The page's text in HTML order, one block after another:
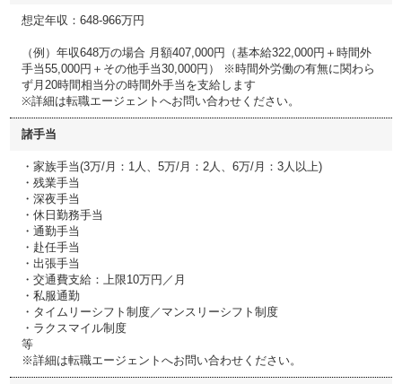
想定年収：648-966万円
（例）年収648万の場合 月額407,000円（基本給322,000円＋時間外
手当55,000円＋その他手当30,000円） ※時間外労働の有無に関わら
ず月20時間相当分の時間外手当を支給します
※詳細は転職エージェントへお問い合わせください。
諸手当
・家族手当(3万/月：1人、5万/月：2人、6万/月：3人以上)
・残業手当
・深夜手当
・休日勤務手当
・通勤手当
・赴任手当
・出張手当
・交通費支給：上限10万円／月
・私服通勤
・タイムリーシフト制度／マンスリーシフト制度
・ラクスマイル制度
等
※詳細は転職エージェントへお問い合わせください。